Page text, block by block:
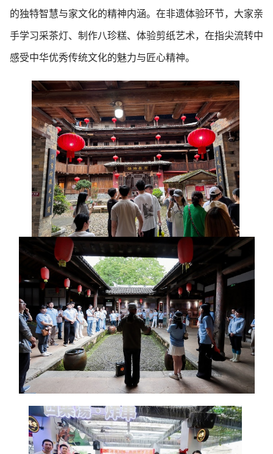
的独特智慧与家文化的精神内涵。在非遗体验环节，大家亲
手学习采茶灯、制作八珍糕、体验剪纸艺术，在指尖流转中
感受中华优秀传统文化的魅力与匠心精神。